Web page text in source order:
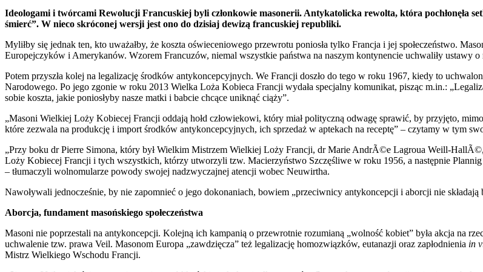
Ideologami i twórcami Rewolucji Francuskiej byli członkowie masonerii. Antykatolicka rewolta, która pochłonęła
śmierć”. W nieco skróconej wersji jest ono do dzisiaj dewizą francuskiej republiki.
Myliłby się jednak ten, kto uważałby, że koszta oświeceniowego przewrotu poniosła tylko Francja i jej społeczeństwo.
Europejczyków i Amerykanów. Wzorem Francuzów, niemal wszystkie państwa na naszym kontynencie uchwaliły ustawy o
Potem przyszła kolej na legalizację środków antykoncepcyjnych. We Francji doszło do tego w roku 1967, kiedy to
Narodowego. Po jego zgonie w roku 2013 Wielka Loża Kobieca Francji wydała specjalny komunikat, pisząc m.in.:
sobie koszta, jakie poniosłyby nasze matki i babcie chcące uniknąć ciąży”.
„Masoni Wielkiej Loży Kobiecej Francji oddają hołd człowiekowi, który miał polityczną odwagę sprawić, by przyjęto,
które zezwala na produkcję i import środków antykoncepcyjnych, ich sprzedaż w aptekach na receptę” – czytamy w tym
„Przy boku dr Pierre Simona, który był Wielkim Mistrzem Wielkiej Loży Francji, dr Marie AndrÃ©e Lagroua Weill-
Loży Kobiecej Francji i tych wszystkich, którzy utworzyli tzw. Macierzyństwo Szczęśliwe w roku 1956, a następnie
– tłumaczyli wolnomularze powody swojej nadzwyczajnej atencji wobec Neuwirtha.
Nawoływali jednocześnie, by nie zapomnieć o jego dokonaniach, bowiem „przeciwnicy antykoncepcji i aborcji nie
Aborcja, fundament masońskiego społeczeństwa
Masoni nie poprzestali na antykoncepcji. Kolejną ich kampanią o przewrotnie rozumianą „wolność kobiet” była akcja na
uchwalenie tzw. prawa Veil. Masonom Europa „zawdzięcza” też legalizację homozwiązków, eutanazji oraz zapłodnienia in
Mistrz Wielkiego Wschodu Francji.